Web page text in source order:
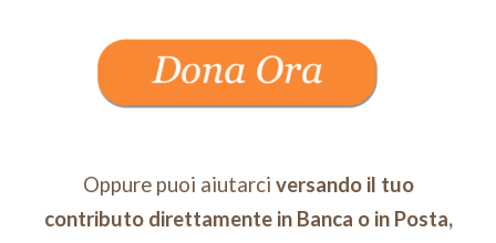
Oppure puoi aiutarci versando il tuo
contributo direttamente in Banca o in Posta,